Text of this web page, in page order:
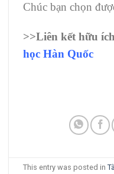
Chúc bạn chọn
>>Liên kết hữu
học Hàn Quốc
This entry was posted in